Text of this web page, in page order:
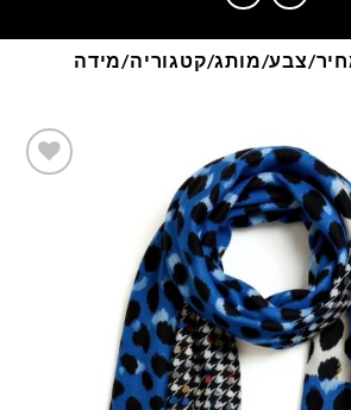
צבע/מותג/קטגוריה/מידה